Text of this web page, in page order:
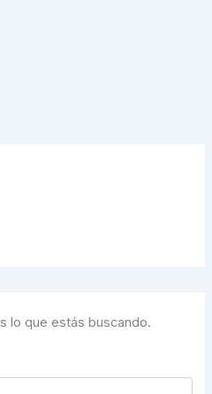
lo que estás buscando.